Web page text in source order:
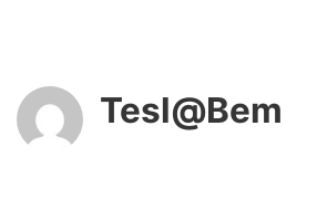
e
r
t
Tesl@Bem